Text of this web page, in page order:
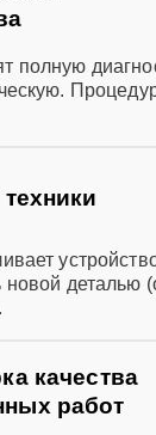
полную
новой деталью
качества
работ